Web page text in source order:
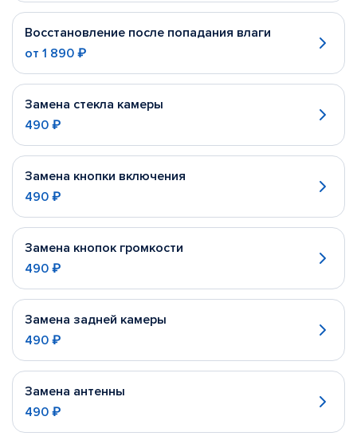
Восстановление после попадания влаги
от 1 890 ₽
Замена стекла камеры
490 ₽
Замена кнопки включения
490 ₽
Замена кнопок громкости
490 ₽
Замена задней камеры
490 ₽
Замена антенны
490 ₽